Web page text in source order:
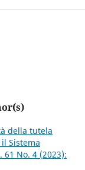
della tutela
Sistema
61 No. 4 (2023):